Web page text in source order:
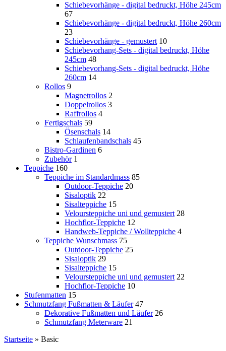
Schiebevorhänge - digital bedruckt, Höhe 245cm
67
Schiebevorhänge - digital bedruckt, Höhe 260cm
23
Schiebevorhänge - gemustert 10
Schiebevorhang-Sets - digital bedruckt, Höhe
245cm 48
Schiebevorhang-Sets - digital bedruckt, Höhe
260cm 14
Rollos 9
Magnetrollos 2
Doppelrollos 3
Raffrollos 4
Fertigschals 59
Ösenschals 14
Schlaufenbandschals 45
Bistro-Gardinen 6
Zubehör 1
Teppiche 160
Teppiche im Standardmass 85
Outdoor-Teppiche 20
Sisaloptik 22
Sisalteppiche 15
Veloursteppiche uni und gemustert 28
Hochflor-Teppiche 12
Handweb-Teppiche / Wollteppiche 4
Teppiche Wunschmass 75
Outdoor-Teppiche 25
Sisaloptik 29
Sisalteppiche 15
Veloursteppiche uni und gemustert 22
Hochflor-Teppiche 10
Stufenmatten 15
Schmutzfang Fußmatten & Läufer 47
Dekorative Fußmatten und Läufer 26
Schmutzfang Meterware 21
Startseite » Basic